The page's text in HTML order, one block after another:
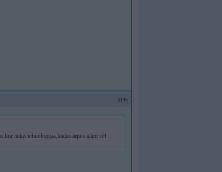
#146
tādas tehnoloģijas,kādas ārpus alām vēl